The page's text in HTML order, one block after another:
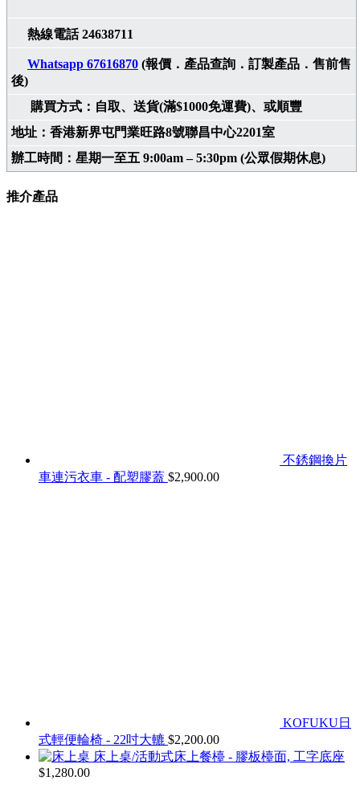
熱線電話 24638711
Whatsapp 67616870 (報價．產品查詢．訂製產品．售前售
後)
購買方式：自取、送貨(滿$1000免運費)、或順豐
地址：香港新界屯門業旺路8號聯昌中心2201室
辦工時間：星期一至五 9:00am – 5:30pm (公眾假期休息)
推介產品
不銹鋼換片
車連污衣車 - 配塑膠蓋 $2,900.00
KOFUKU日
式輕便輪椅 - 22吋大轆 $2,200.00
床上桌/活動式床上餐檯 - 膠板檯面, 工字底座
$1,280.00